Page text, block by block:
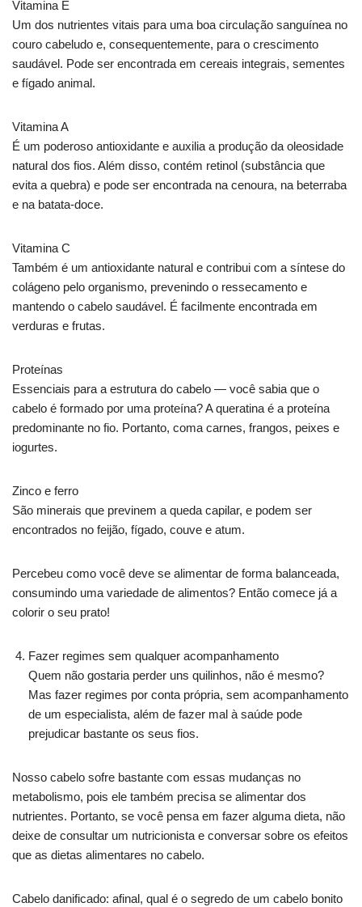
Vitamina E
Um dos nutrientes vitais para uma boa circulação sanguínea no
couro cabeludo e, consequentemente, para o crescimento
saudável. Pode ser encontrada em cereais integrais, sementes
e fígado animal.
Vitamina A
É um poderoso antioxidante e auxilia a produção da oleosidade
natural dos fios. Além disso, contém retinol (substância que
evita a quebra) e pode ser encontrada na cenoura, na beterraba
e na batata-doce.
Vitamina C
Também é um antioxidante natural e contribui com a síntese do
colágeno pelo organismo, prevenindo o ressecamento e
mantendo o cabelo saudável. É facilmente encontrada em
verduras e frutas.
Proteínas
Essenciais para a estrutura do cabelo — você sabia que o
cabelo é formado por uma proteína? A queratina é a proteína
predominante no fio. Portanto, coma carnes, frangos, peixes e
iogurtes.
Zinco e ferro
São minerais que previnem a queda capilar, e podem ser
encontrados no feijão, fígado, couve e atum.
Percebeu como você deve se alimentar de forma balanceada,
consumindo uma variedade de alimentos? Então comece já a
colorir o seu prato!
Fazer regimes sem qualquer acompanhamento
Quem não gostaria perder uns quilinhos, não é mesmo?
Mas fazer regimes por conta própria, sem acompanhamento
de um especialista, além de fazer mal à saúde pode
prejudicar bastante os seus fios.
Nosso cabelo sofre bastante com essas mudanças no
metabolismo, pois ele também precisa se alimentar dos
nutrientes. Portanto, se você pensa em fazer alguma dieta, não
deixe de consultar um nutricionista e conversar sobre os efeitos
que as dietas alimentares no cabelo.
Cabelo danificado: afinal, qual é o segredo de um cabelo bonito